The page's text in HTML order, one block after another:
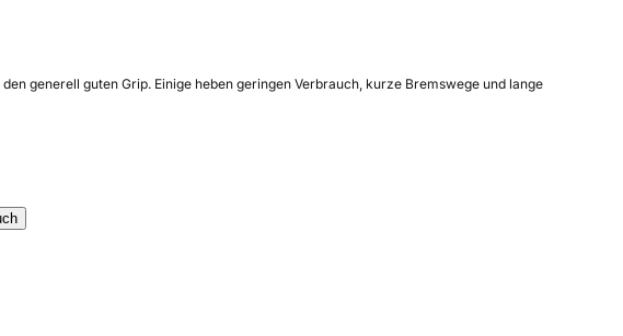
generell guten Grip. Einige heben geringen Verbrauch, kurze Bremswege und lange